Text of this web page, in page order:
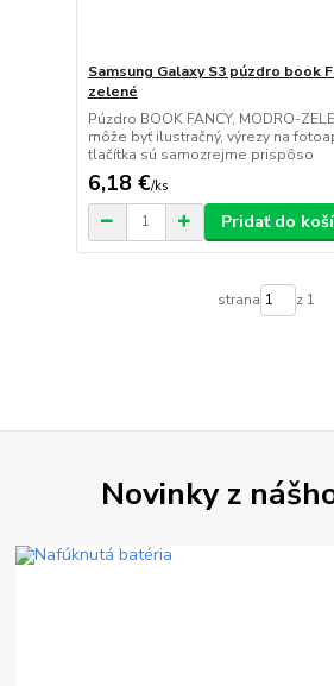
Samsung Galaxy S3 púzdro book
zelené
Púzdro BOOK FANCY, MODRO-
môže byť ilustračný, výrezy na
tlačítka sú samozrejme prispôso
6,18 €/ks
Pridať do
strana z 1
Novinky z